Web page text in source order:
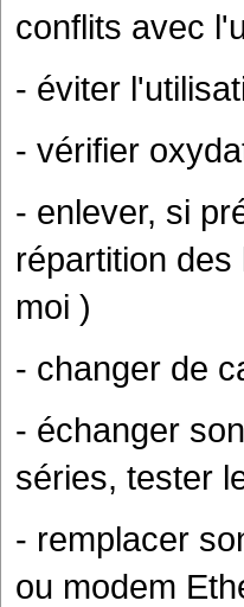
conflits avec
- éviter
- vérifier
- enlever, si
répartition
moi )
- changer de
- échanger
séries, tester
- remplacer
ou modem